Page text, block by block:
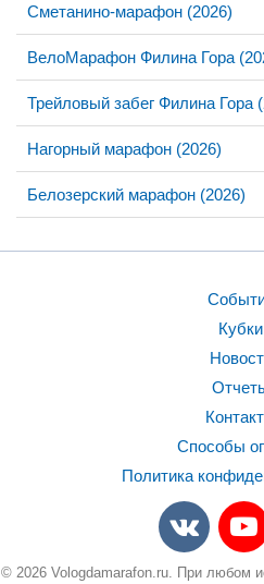
Сметанино-марафон (2026)
ВелоМарафон Филина Гора
Трейловый забег Филина Гора
Нагорный марафон (2026)
Белозерский марафон (2026)
Кубки
Способы
Политика
© 2026 Vologdamarafon.ru. При любом